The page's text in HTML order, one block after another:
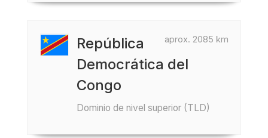
aprox. 2085 km
República
Democrática del
Congo
Dominio de nivel superior (TLD)